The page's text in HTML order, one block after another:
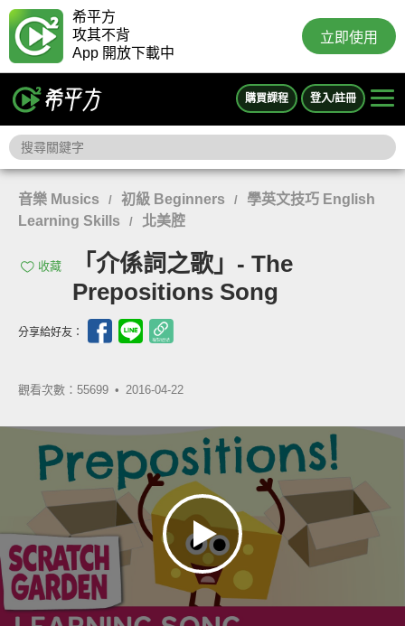
希平方
攻其不背
App 開放下載中
立即使用
購買課程 登入/註冊
音樂 Musics / 初級 Beginners /
學英文技巧 English
Learning Skills
/ 北美腔
收藏
「介係詞之歌」- The
Prepositions Song
分享給好友：
觀看次數：55699 • 2016-04-22